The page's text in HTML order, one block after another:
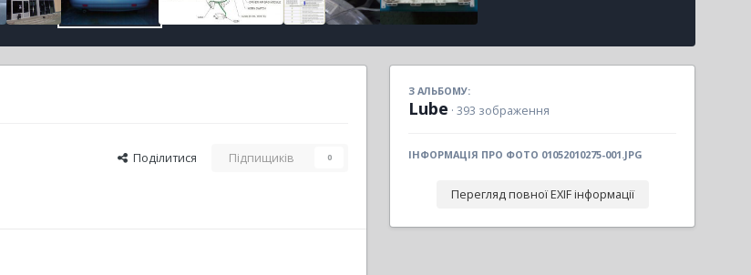
Поділитися Підпищиків 0
З АЛЬБОМУ:
Lube · 393 зображення
ІНФОРМАЦІЯ ПРО ФОТО 01052010275-001.JPG
Перегляд повної EXIF інформації